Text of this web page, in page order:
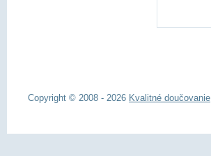
Copyright © 2008 - 2026 Kvalitné doučovanie